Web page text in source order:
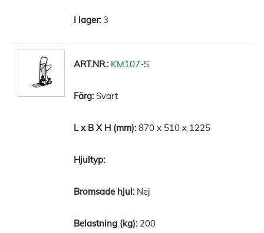
3
KM107-S
Svart
870 x 510 x 1225
Nej
200